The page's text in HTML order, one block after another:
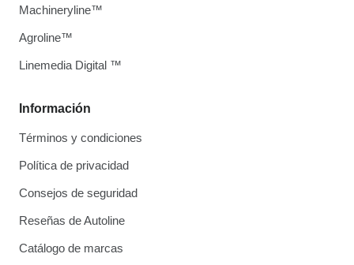
Información
Términos y condiciones
Política de privacidad
Consejos de seguridad
Reseñas de Autoline
Catálogo de marcas
Machineryline™
Agroline™
Linemedia Digital ™